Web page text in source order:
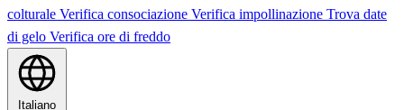
colturale Verifica consociazione Verifica impollinazione Trova date
di gelo Verifica ore di freddo
Italiano